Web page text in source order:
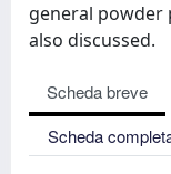
general
also discussed.
Scheda breve
Scheda